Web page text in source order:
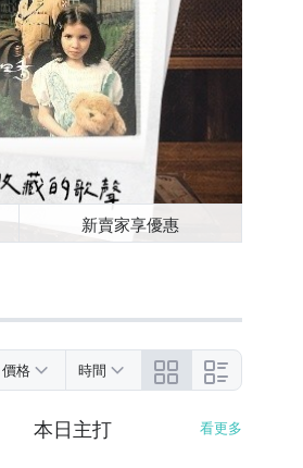
新賣家享優惠
價格 時間
本日主打 看更多